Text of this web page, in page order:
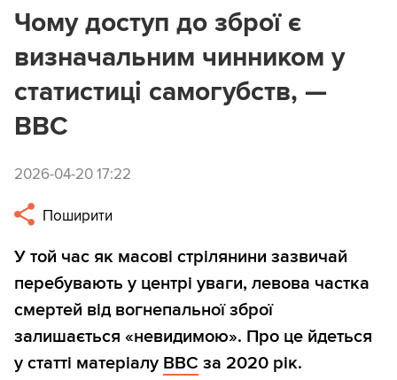
Чому доступ до зброї є
визначальним чинником у
статистиці самогубств, —
BBC
2026-04-20 17:22
Поширити
У той час як масові стрілянини зазвичай
перебувають у центрі уваги, левова частка
смертей від вогнепальної зброї
залишається «невидимою». Про це йдеться
у статті матеріалу BBC за 2020 рік.